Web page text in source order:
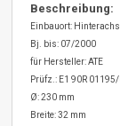
Beschreibung:
Einbauort:
Bj. bis: 07/2000
für Hersteller: ATE
Prüfz.: E1 90R
Ø: 230 mm
Breite: 32 mm